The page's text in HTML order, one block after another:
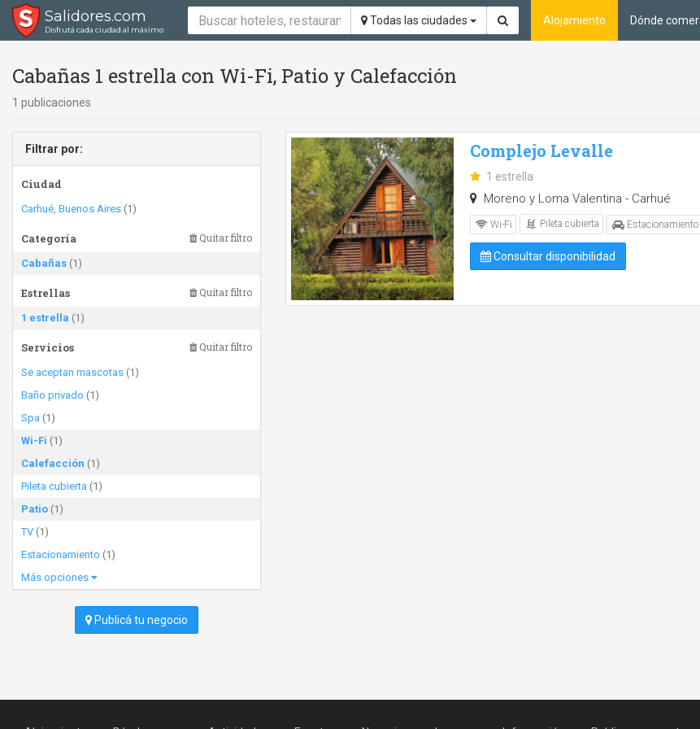
Salidores.com
Disfrutá cada ciudad al máximo
Todas las ciudades Alojamiento Dónde comer
Cabañas 1 estrella con Wi-Fi, Patio y Calefacción
1 publicaciones
Filtrar por:
Ciudad
Carhué, Buenos Aires (1)
Categoría Quitar filtro
Cabañas (1)
Estrellas Quitar filtro
1 estrella (1)
Servicios Quitar filtro
Se aceptan mascotas (1)
Baño privado (1)
Spa (1)
Wi-Fi (1)
Calefacción (1)
Pileta cubierta (1)
Patio (1)
TV (1)
Estacionamiento (1)
Más opciones
Publicá tu negocio
Complejo Levalle
1 estrella
Moreno y Loma Valentina - Carhué
Wi-Fi Pileta cubierta Estacionamiento
Consultar disponibilidad